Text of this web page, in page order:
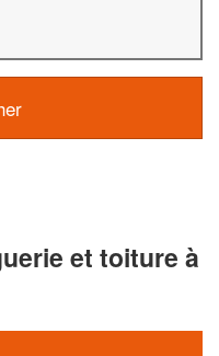
et toiture à